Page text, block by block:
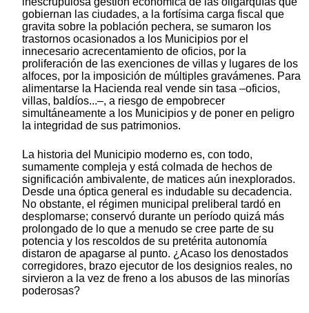
gobiernan las ciudades, a la fortísima carga fiscal que
gravita sobre la población pechera, se sumaron los
trastornos ocasionados a los Municipios por el
innecesario acrecentamiento de oficios, por la
proliferación de las exenciones de villas y lugares de los
alfoces, por la imposición de múltiples gravámenes. Para
alimentarse la Hacienda real vende sin tasa –oficios,
villas, baldíos...–, a riesgo de empobrecer
simultáneamente a los Municipios y de poner en peligro
la integridad de sus patrimonios.
La historia del Municipio moderno es, con todo,
sumamente compleja y está colmada de hechos de
significación ambivalente, de matices aún inexplorados.
Desde una óptica general es indudable su decadencia.
No obstante, el régimen municipal preliberal tardó en
desplomarse; conservó durante un período quizá más
prolongado de lo que a menudo se cree parte de su
potencia y los rescoldos de su pretérita autonomía
distaron de apagarse al punto. ¿Acaso los denostados
corregidores, brazo ejecutor de los designios reales, no
sirvieron a la vez de freno a los abusos de las minorías
poderosas?